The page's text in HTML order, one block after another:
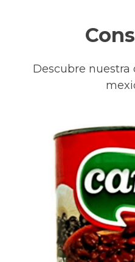
Descubre nuestra